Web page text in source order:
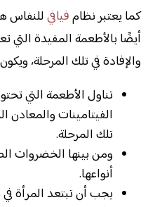
كما يعتبر نظامفيافيللنفاس
أيضًا بالأطعمة المفيدة التي
والإفادة في تلك المرحلة،
تناول الأطعمة التي
الفيتامينات والمعادن
تلك المرحلة.
ومن بينها الخضروات
أنواعها.
يجب أن تبتعد المرأة